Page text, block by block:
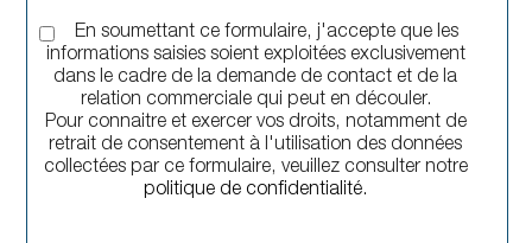
En soumettant ce formulaire, j'accepte que les
informations saisies soient exploitées exclusivement
dans le cadre de la demande de contact et de la
relation commerciale qui peut en découler.
Pour connaitre et exercer vos droits, notamment de
retrait de consentement à l'utilisation des données
collectées par ce formulaire, veuillez consulter notre
politique de confidentialité.